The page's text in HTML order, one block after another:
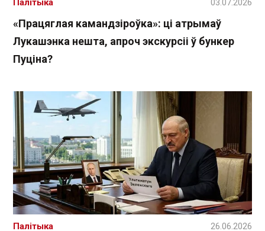
«Працяглая камандзіроўка»: ці атрымаў
Лукашэнка нешта, апроч экскурсіі ў бункер
Пуціна?
Палітыка 03.07.2026
Палітыка 26.06.2026